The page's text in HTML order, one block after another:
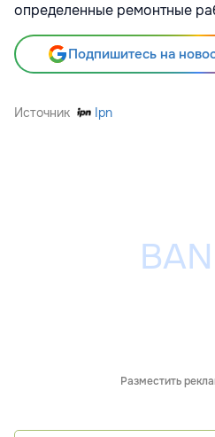
определенные ремонтные
Подпишитесь на
Источник Ipn
Разместить